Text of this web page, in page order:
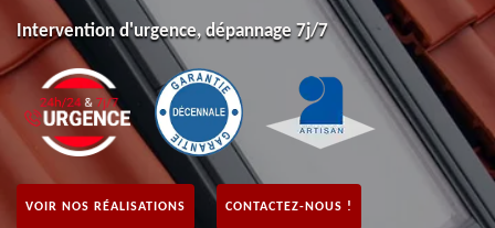
Intervention d'urgence, dépannage 7j/7
VOIR NOS RÉALISATIONS CONTACTEZ-NOUS !